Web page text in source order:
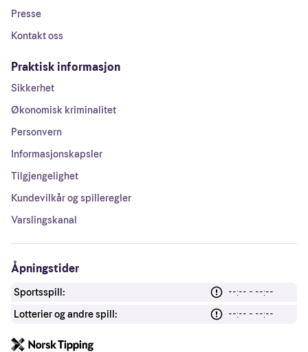
Presse
Kontakt oss
Praktisk informasjon
Sikkerhet
Økonomisk kriminalitet
Personvern
Informasjonskapsler
Tilgjengelighet
Kundevilkår og spilleregler
Varslingskanal
Åpningstider
Sportsspill:
--:-- - --:--
Lotterier og andre spill:
--:-- - --:--